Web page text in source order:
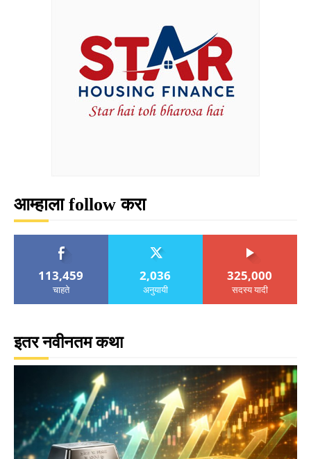
आम्हाला follow करा
113,459
चाहते
2,036
अनुयायी
325,000
सदस्य यादी
इतर नवीनतम कथा